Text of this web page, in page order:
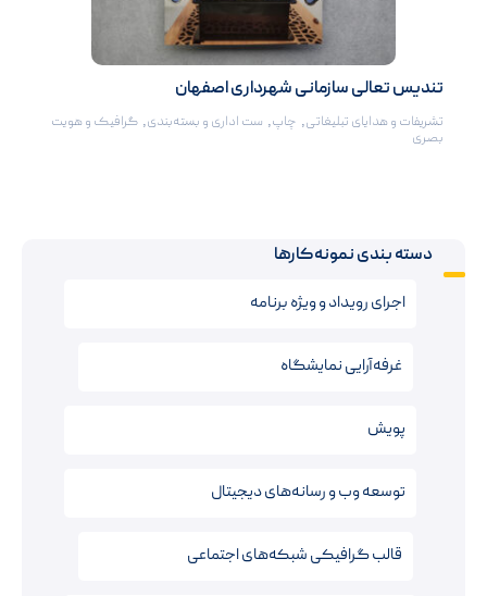
دسته بندی نمونه‌کارها
اجرای رویداد و ویژه برنامه
غرفه‌آرایی نمایشگاه
پویش
توسعه وب و رسانه‌های دیجیتال
قالب‌ گرافیکی شبکه‌های اجتماعی
تندیس تعالی سازمانی شهرداری اصفهان
تشریفات و هدایای تبلیغاتی, چاپ, ست اداری و بسته‌بندی, گرافیک و هویت
بصری